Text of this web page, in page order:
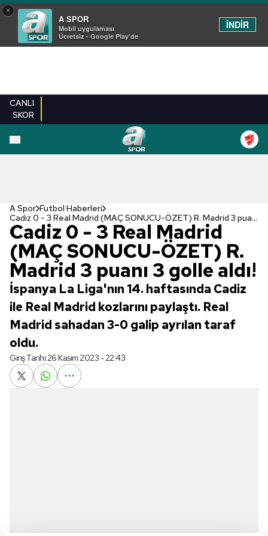
×
A SPOR
Mobil uygulaması
Ücretsiz - Google Play'de
İNDİR
CANLI
SKOR
A Spor Futbol Haberleri
Cadiz 0 - 3 Real Madrid (MAÇ SONUCU-ÖZET) R. Madrid 3 puanı 3 golle aldı!
Cadiz 0 - 3 Real Madrid
(MAÇ SONUCU-ÖZET) R.
Madrid 3 puanı 3 golle aldı!
İspanya La Liga'nın 14. haftasında Cadiz
ile Real Madrid kozlarını paylaştı. Real
Madrid sahadan 3-0 galip ayrılan taraf
oldu.
Giriş Tarihi:26 Kasım 2023 - 22:43